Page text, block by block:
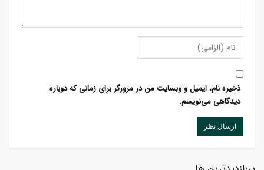
ذخیره نام، ایمیل و وبسایت من در مرورگر برای زمانی که دوباره
دیدگاهی می‌نویسم.